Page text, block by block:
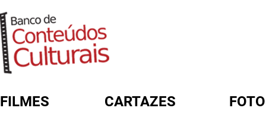
FILMES CARTAZES